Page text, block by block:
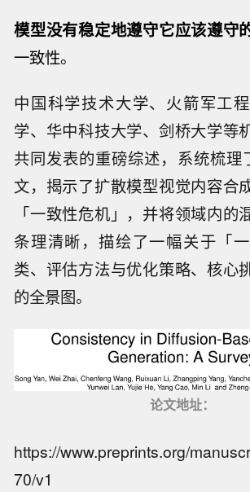
模型没有稳定地遵守它应该遵守
一致性。
中国科学技术大学、火箭军工
学、华中科技大学、剑桥大学等
共同发表的重磅综述，系统梳理
文，揭示了扩散模型视觉内容合
「一致性危机」，并将领域内的
条理清晰，描绘了一幅关于「
类、评估方法与优化策略、核心
的全景图。
论文地址：
https://www.preprints.org/
70/v1